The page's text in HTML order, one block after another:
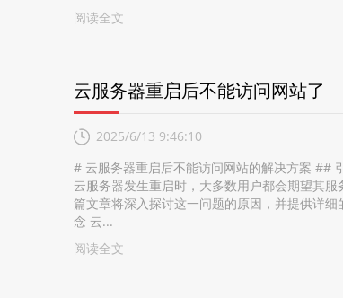
阅读全文
云服务器重启后不能访问网站了
2025/6/13 9:46:10
# 云服务器重启后不能访问网站的解决方案 ##
云服务器发生重启时，大多数用户都会期望其
篇文章将深入探讨这一问题的原因，并提供详
念 云...
阅读全文